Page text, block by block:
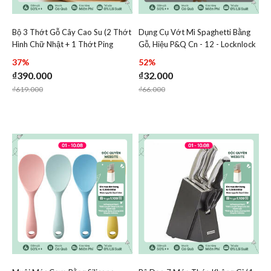
Add Bộ 3 Thớt Gỗ Cây Cao Su (2 Thớt Hình Chữ Nhật
Add Bộ 3 Thớt Gỗ Cây Cao Su (2 Thớt
Bộ 3 Thớt Gỗ Cây Cao Su (2 Thớt
Hình Chữ Nhật + 1 Thớt Ping
37%
₫390.000
Price reduced from
₫619.000to
Add Dụng Cụ Vớt Mì
Add Dụng
Dụng Cụ Vớt Mì Spaghetti Bằng
Gỗ, Hiệu P&Q Cn - 12 - Locknlock
52%
₫32.000
Price reduced from
₫66.000to